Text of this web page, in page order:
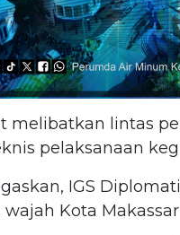
melibatkan lintas
pelaksanaan
IGS
Kota